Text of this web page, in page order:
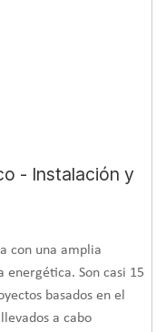
- Instalación y
con una amplia
Son casi 15
basados en el
a cabo